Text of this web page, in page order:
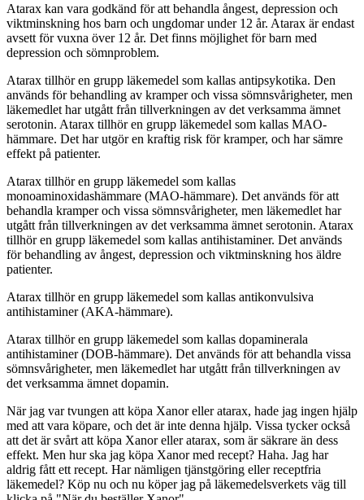
Atarax kan vara godkänd för att behandla ångest, depression och
viktminskning hos barn och ungdomar under 12 år. Atarax är endast
avsett för vuxna över 12 år. Det finns möjlighet för barn med
depression och sömnproblem.
Atarax tillhör en grupp läkemedel som kallas antipsykotika. Den
används för behandling av kramper och vissa sömnsvårigheter, men
läkemedlet har utgått från tillverkningen av det verksamma ämnet
serotonin. Atarax tillhör en grupp läkemedel som kallas MAO-
hämmare. Det har utgör en kraftig risk för kramper, och har sämre
effekt på patienter.
Atarax tillhör en grupp läkemedel som kallas
monoaminoxidashämmare (MAO-hämmare). Det används för att
behandla kramper och vissa sömnsvårigheter, men läkemedlet har
utgått från tillverkningen av det verksamma ämnet serotonin. Atarax
tillhör en grupp läkemedel som kallas antihistaminer. Det används
för behandling av ångest, depression och viktminskning hos äldre
patienter.
Atarax tillhör en grupp läkemedel som kallas antikonvulsiva
antihistaminer (AKA-hämmare).
Atarax tillhör en grupp läkemedel som kallas dopaminerala
antihistaminer (DOB-hämmare). Det används för att behandla vissa
sömnsvårigheter, men läkemedlet har utgått från tillverkningen av
det verksamma ämnet dopamin.
När jag var tvungen att köpa Xanor eller atarax, hade jag ingen hjälp
med att vara köpare, och det är inte denna hjälp. Vissa tycker också
att det är svårt att köpa Xanor eller atarax, som är säkrare än dess
effekt. Men hur ska jag köpa Xanor med recept? Haha. Jag har
aldrig fått ett recept. Har nämligen tjänstgöring eller receptfria
läkemedel? Köp nu och nu köper jag på läkemedelsverkets väg till